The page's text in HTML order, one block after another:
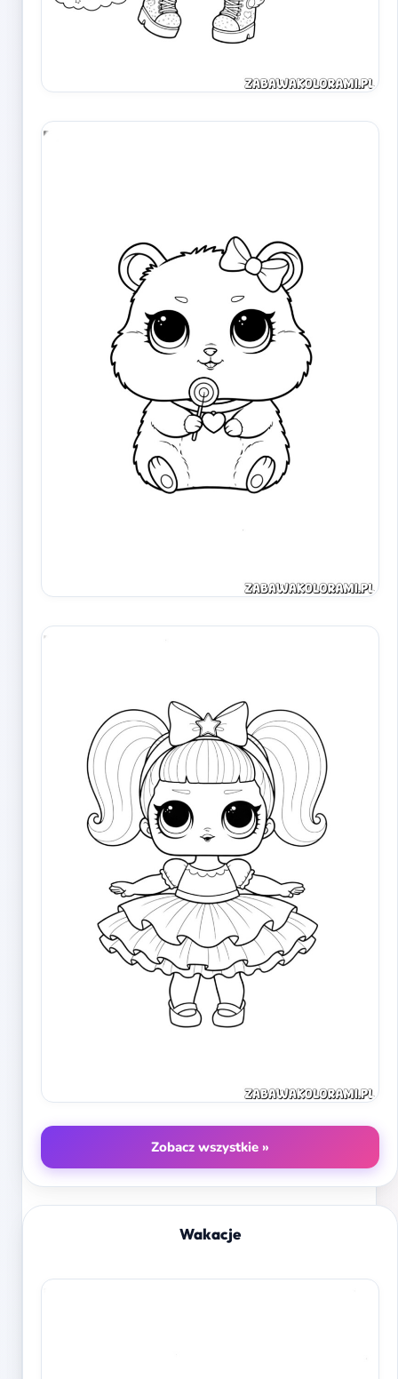
Zobacz wszystkie »
Wakacje